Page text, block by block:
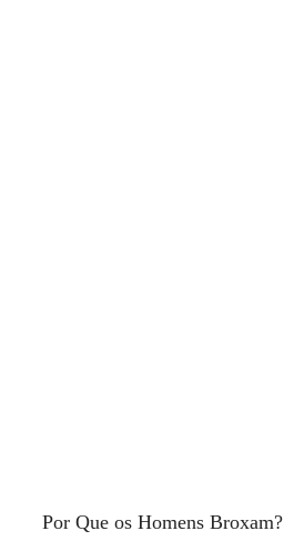
Por Que os Homens Broxam?